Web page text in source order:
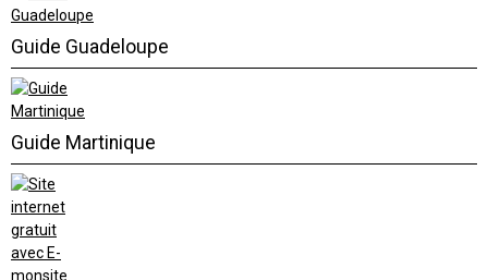
Guide Guadeloupe
Guide Martinique